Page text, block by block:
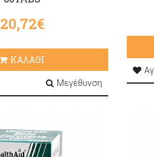
20,72€
ΚΑΛΑΘΙ
Μεγέθυνση